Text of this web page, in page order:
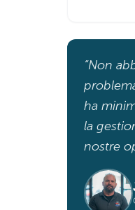
“Non
ha
la
nostre